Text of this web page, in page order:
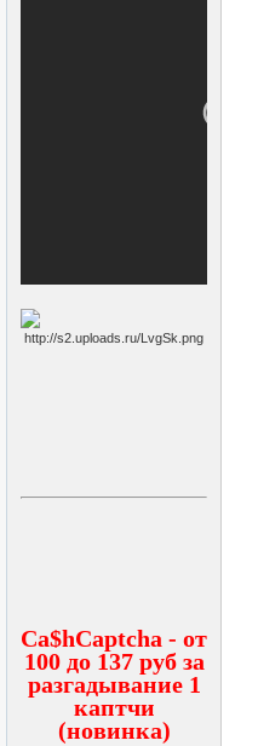
Ca$hCaptcha - от
100 до 137 руб за
разгадывание 1
каптчи
(новинка)